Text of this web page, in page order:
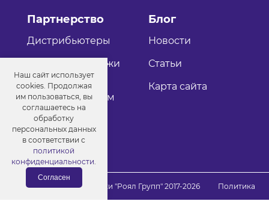
Партнерство
Дистрибьютеры
Оптовые продажи
Как стать
дистрибьютером
Блог
Новости
Статьи
Карта сайта
© Порошковые краски "Роял Групп" 2017-2026
Политика
конфиденциальности
Наш сайт использует
cookies. Продолжая
им пользоваться, вы
соглашаетесь на
обработку
персональных данных
в соответствии с
политикой
конфиденциальности.
Согласен